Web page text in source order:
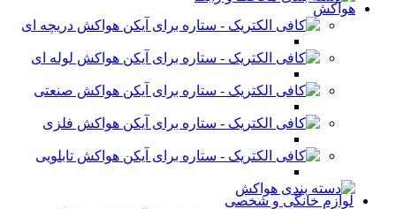
هواکش
هواکش دریچه ای
هواکش لوله ای
هواکش صنعتی
هواکش فلزی
هواکش تابلویی
لوازم خانگی و شخصی